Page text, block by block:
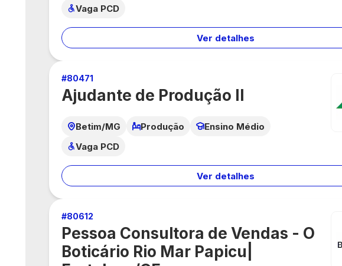
Vaga PCD
Ver detalhes
#80471
Ajudante de Produção II
Betim/MG Produção
Ensino Médio
Vaga PCD
Ver detalhes
#80612
Pessoa Consultora de Vendas - O
Boticário Rio Mar Papicu|